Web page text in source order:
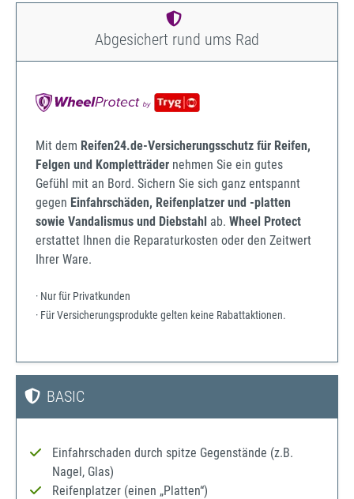
Abgesichert rund ums Rad
Mit dem Reifen24.de-Versicherungsschutz für Reifen,
Felgen und Kompletträder nehmen Sie ein gutes
Gefühl mit an Bord. Sichern Sie sich ganz entspannt
gegen Einfahrschäden, Reifenplatzer und -platten
sowie Vandalismus und Diebstahl ab. Wheel Protect
erstattet Ihnen die Reparaturkosten oder den Zeitwert
Ihrer Ware.
· Nur für Privatkunden
· Für Versicherungsprodukte gelten keine Rabattaktionen.
BASIC
Einfahrschaden durch spitze Gegenstände (z.B.
Nagel, Glas)
Reifenplatzer (einen „Platten“)